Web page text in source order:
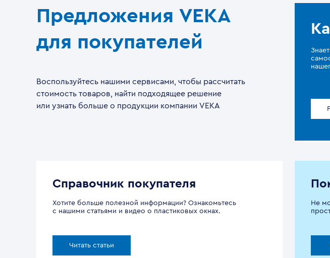
Предложения VEKA
для покупателей
Воспользуйтесь нашими сервисами, чтобы рассчитать
стоимость товаров, найти подходящее решение
или узнать больше о продукции компании VEKA
Справочник покупателя
Хотите больше полезной информации? Ознакомьтесь
с нашими статьями и видео о пластиковых окнах.
Читать статьи
Не